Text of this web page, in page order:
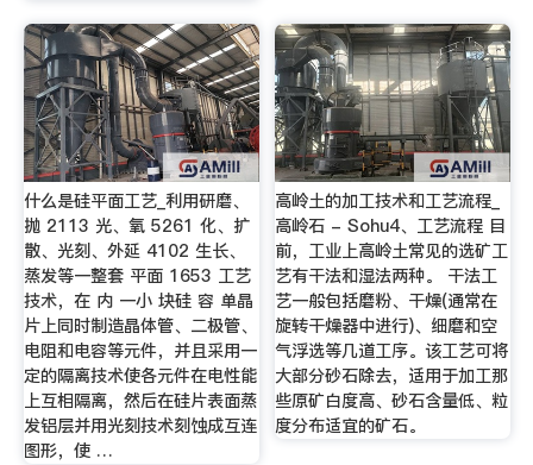
什么是硅平面工艺_利用研磨、
抛 2113 光、氧 5261 化、扩
散、光刻、外延 4102 生长、
蒸发等一整套 平面 1653 工艺
技术，在 内 一小 块硅 容 单晶
片上同时制造晶体管、二极管、
电阻和电容等元件，并且采用一
定的隔离技术使各元件在电性能
上互相隔离，然后在硅片表面蒸
发铝层并用光刻技术刻蚀成互连
图形，使 …
高岭土的加工技术和工艺流程_
高岭石 - Sohu4、工艺流程 目
前，工业上高岭土常见的选矿工
艺有干法和湿法两种。 干法工
艺一般包括磨粉、干燥(通常在
旋转干燥器中进行)、细磨和空
气浮选等几道工序。该工艺可将
大部分砂石除去，适用于加工那
些原矿白度高、砂石含量低、粒
度分布适宜的矿石。